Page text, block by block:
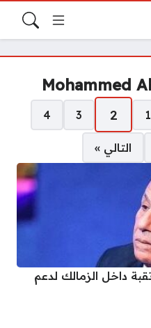
1
2
3
4
التالي »
داخل الزمالك لدعم